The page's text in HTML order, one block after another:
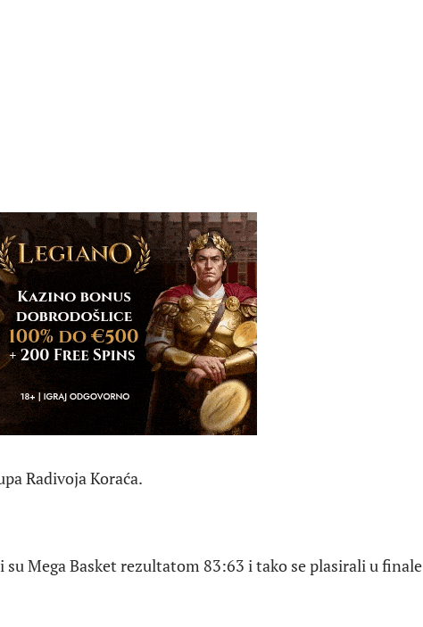
Radivoja Koraća.
su Mega Basket rezultatom 83:63 i tako se plasirali u finale